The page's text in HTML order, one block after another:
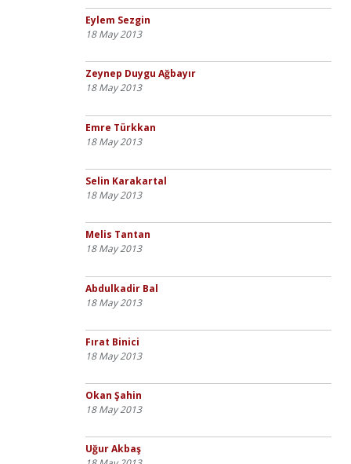
Eylem Sezgin
18 May 2013
Zeynep Duygu Ağbayır
18 May 2013
Emre Türkkan
18 May 2013
Selin Karakartal
18 May 2013
Melis Tantan
18 May 2013
Abdulkadir Bal
18 May 2013
Fırat Binici
18 May 2013
Okan Şahin
18 May 2013
Uğur Akbaş